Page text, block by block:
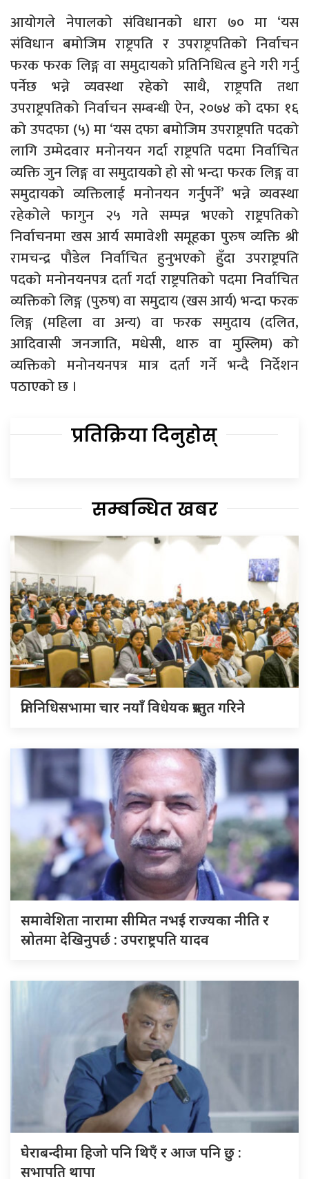
आयोगले नेपालको संविधानको धारा ७० मा ‘यस
संविधान बमोजिम राष्ट्रपति र उपराष्ट्रपतिको निर्वाचन
फरक फरक लिङ्ग वा समुदायको प्रतिनिधित्व हुने गरी गर्नु
पर्नेछ भन्ने व्यवस्था रहेको साथै, राष्ट्रपति तथा
उपराष्ट्रपतिको निर्वाचन सम्बन्धी ऐन, २०७४ को दफा १६
को उपदफा (५) मा ‘यस दफा बमोजिम उपराष्ट्रपति पदको
लागि उम्मेदवार मनोनयन गर्दा राष्ट्रपति पदमा निर्वाचित
व्यक्ति जुन लिङ्ग वा समुदायको हो सो भन्दा फरक लिङ्ग वा
समुदायको व्यक्तिलाई मनोनयन गर्नुपर्ने’ भन्ने व्यवस्था
रहेकोले फागुन २५ गते सम्पन्न भएको राष्ट्रपतिको
निर्वाचनमा खस आर्य समावेशी समूहका पुरुष व्यक्ति श्री
रामचन्द्र पौडेल निर्वाचित हुनुभएको हुँदा उपराष्ट्रपति
पदको मनोनयनपत्र दर्ता गर्दा राष्ट्रपतिको पदमा निर्वाचित
व्यक्तिको लिङ्ग (पुरुष) वा समुदाय (खस आर्य) भन्दा फरक
लिङ्ग (महिला वा अन्य) वा फरक समुदाय (दलित,
आदिवासी जनजाति, मधेसी, थारु वा मुस्लिम) को
व्यक्तिको मनोनयनपत्र मात्र दर्ता गर्ने भन्दै निर्देशन
पठाएको छ ।
प्रतिक्रिया दिनुहोस्
सम्बन्धित खबर
प्रतिनिधिसभामा चार नयाँ विधेयक प्रस्तुत गरिने
समावेशिता नारामा सीमित नभई राज्यका नीति र
स्रोतमा देखिनुपर्छ : उपराष्ट्रपति यादव
घेराबन्दीमा हिजो पनि थिएँ र आज पनि छु :
सभापति थापा